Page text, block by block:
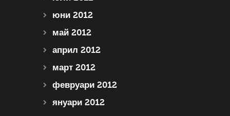
юни 2012
май 2012
април 2012
март 2012
февруари 2012
януари 2012